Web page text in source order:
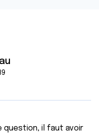
question, il faut avoir